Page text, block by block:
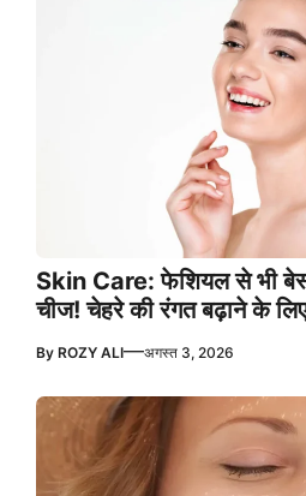
Skin Care: फेशियल से भी
चीज! चेहरे की रंगत बढ़ाने के
By ROZY ALI—अगस्त 3, 2026